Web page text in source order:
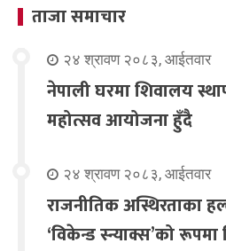
ताजा समाचार
२४ श्रावण २०८३, आईतवार
नेपाली घरमा शिवालय
महोत्सव आयोजना हुँदै
२४ श्रावण २०८३, आईतवार
राजनीतिक अस्थिरताका
‘विकेन्ड स्न्याक्स’को